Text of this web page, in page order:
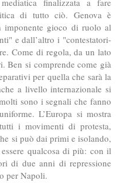
finalizzata a fare
di tutto ciò. Genova è
imponente gioco di ruolo al
e dall’altro i "contestatori-
Come di regola, da un lato
Ben si comprende come già
per quella che sarà la
a livello internazionale si
sono i segnali che fanno
L’Europa si mostra
i movimenti di protesta,
si può dai primi e isolando,
qualcosa di più: con il
di due anni di repressione
per Napoli.